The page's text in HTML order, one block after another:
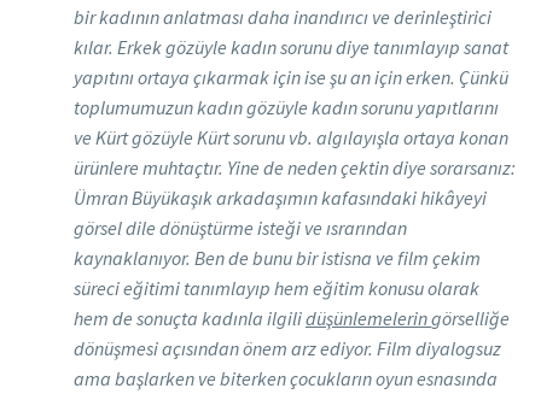
bir kadının anlatması daha inandırıcı ve derinleştirici
kılar. Erkek gözüyle kadın sorunu diye tanımlayıp sanat
yapıtını ortaya çıkarmak için ise şu an için erken. Çünkü
toplumumuzun kadın gözüyle kadın sorunu yapıtlarını
ve Kürt gözüyle Kürt sorunu vb. algılayışla ortaya konan
ürünlere muhtaçtır. Yine de neden çektin diye sorarsanız:
Ümran Büyükaşık arkadaşımın kafasındaki hikâyeyi
görsel dile dönüştürme isteği ve ısrarından
kaynaklanıyor. Ben de bunu bir istisna ve film çekim
süreci eğitimi tanımlayıp hem eğitim konusu olarak
hem de sonuçta kadınla ilgilidüşünlemeleringörselliğe
dönüşmesi açısından önem arz ediyor. Film diyalogsuz
ama başlarken ve biterken çocukların oyun esnasında